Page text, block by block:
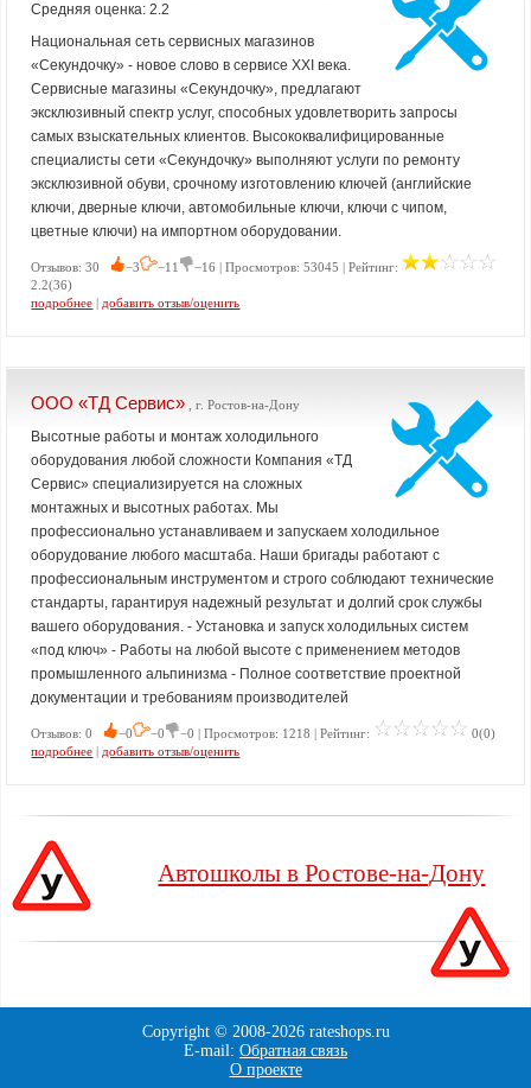
Средняя оценка: 2.2
Национальная сеть сервисных магазинов
«Секундочку» - новое слово в сервисе XXI века.
Сервисные магазины «Секундочку», предлагают
эксклюзивный спектр услуг, способных удовлетворить запросы
самых взыскательных клиентов. Высококвалифицированные
специалисты сети «Секундочку» выполняют услуги по ремонту
эксклюзивной обуви, срочному изготовлению ключей (английские
ключи, дверные ключи, автомобильные ключи, ключи с чипом,
цветные ключи) на импортном оборудовании.
Отзывов: 30 −3 −11
−16 | Просмотров: 53045 | Рейтинг:
2.2(36)
подробнее | добавить отзыв/оценить
ООО «ТД Сервис» , г. Ростов-на-Дону
Высотные работы и монтаж холодильного
оборудования любой сложности Компания «ТД
Сервис» специализируется на сложных
монтажных и высотных работах. Мы
профессионально устанавливаем и запускаем холодильное
оборудование любого масштаба. Наши бригады работают с
профессиональным инструментом и строго соблюдают технические
стандарты, гарантируя надежный результат и долгий срок службы
вашего оборудования. - Установка и запуск холодильных систем
«под ключ» - Работы на любой высоте с применением методов
промышленного альпинизма - Полное соответствие проектной
документации и требованиям производителей
Отзывов: 0 −0 −0 −0 | Просмотров: 1218 | Рейтинг:
0(0)
подробнее | добавить отзыв/оценить
Автошколы в Ростове-на-Дону
Copyright © 2008-2026 rateshops.ru
E-mail: Обратная связь
О проекте